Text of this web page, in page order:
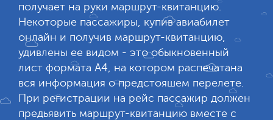
получает на руки маршрут-квитанцию.
Некоторые пассажиры, купив авиабилет
онлайн и получив маршрут-квитанцию,
удивлены ее видом - это обыкновенный
лист формата А4, на котором распечатана
вся информация о предстояшем перелете.
При регистрации на рейс пассажир должен
предьявить маршрут-квитанцию вместе с